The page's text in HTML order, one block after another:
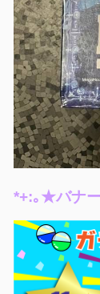
*+:｡★バナ